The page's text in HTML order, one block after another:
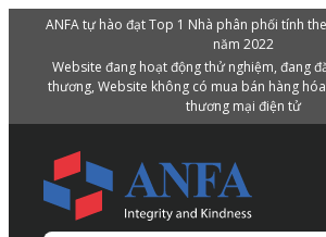
ANFA tự hào đạt Top 1 Nhà phân phối tính
năm 2022
Website đang hoạt động thử nghiệm, đang
thương, Website không có mua bán hàng
thương mại điện tử